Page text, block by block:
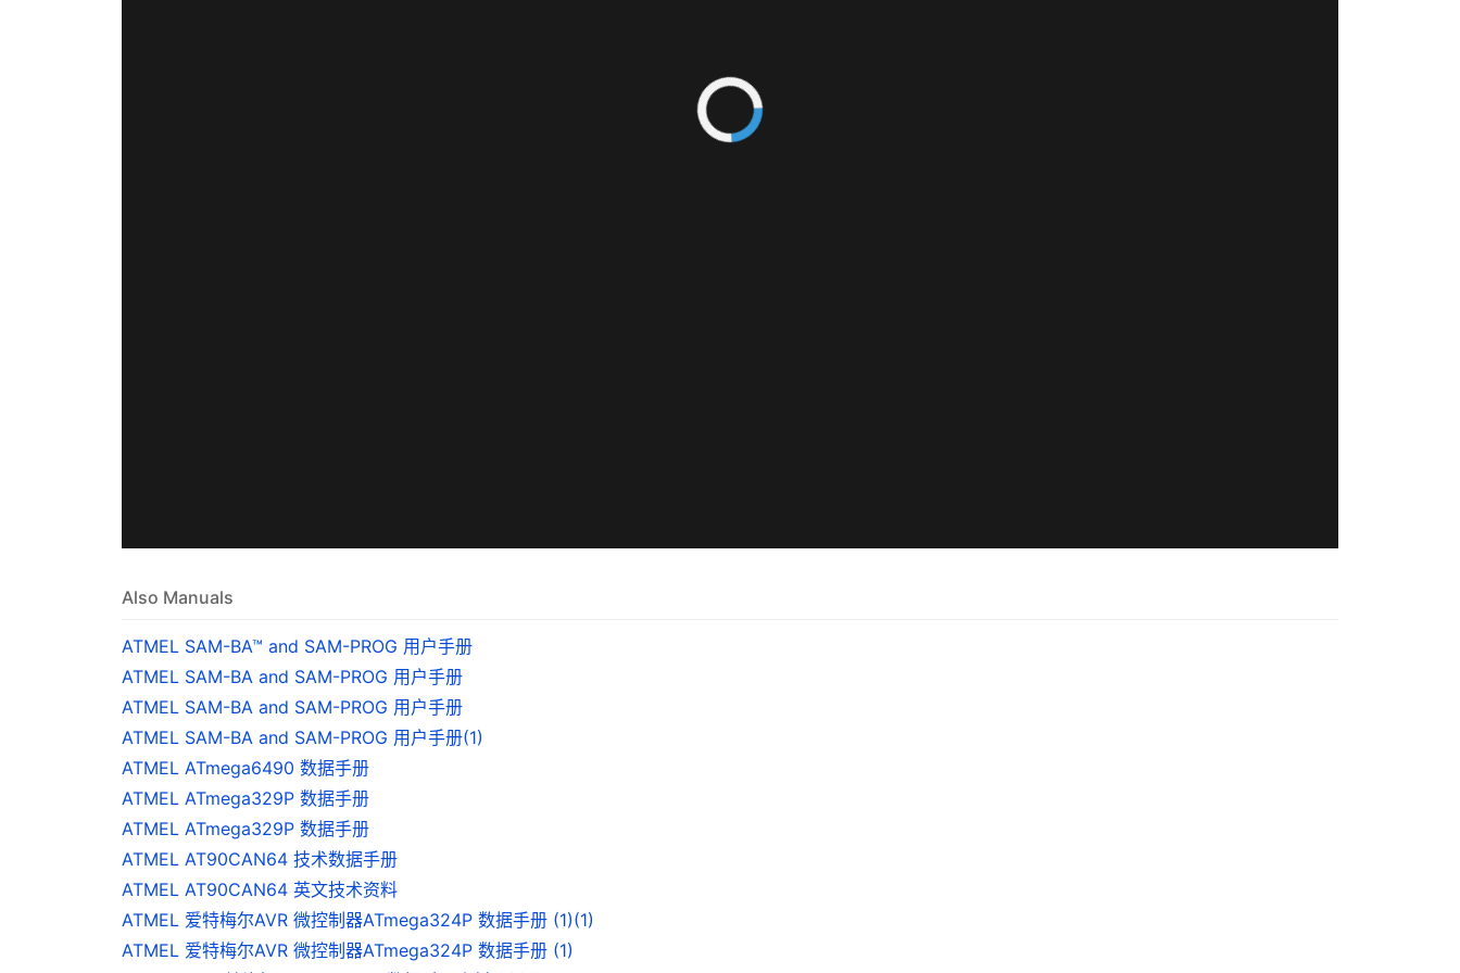
Also Manuals
ATMEL SAM-BA™ and SAM-PROG 用户手册
ATMEL SAM-BA and SAM-PROG 用户手册
ATMEL SAM-BA and SAM-PROG 用户手册
ATMEL SAM-BA and SAM-PROG 用户手册(1)
ATMEL ATmega6490 数据手册
ATMEL ATmega329P 数据手册
ATMEL ATmega329P 数据手册
ATMEL AT90CAN64 技术数据手册
ATMEL AT90CAN64 英文技术资料
ATMEL 爱特梅尔AVR 微控制器ATmega324P 数据手册 (1)(1)
ATMEL 爱特梅尔AVR 微控制器ATmega324P 数据手册 (1)